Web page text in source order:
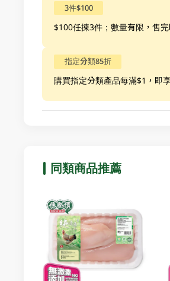
3件$100
$100任揀3件；數量有限，售
指定分類85折
購買指定分類產品每滿$1，即
同類商品推薦